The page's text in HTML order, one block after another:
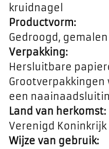
kruidnagel
Productvorm:
Gedroogd, gemalen
Verpakking:
Hersluitbare
een
Land van herkomst:
Verenigd Koninkrijk
Wijze van gebruik: